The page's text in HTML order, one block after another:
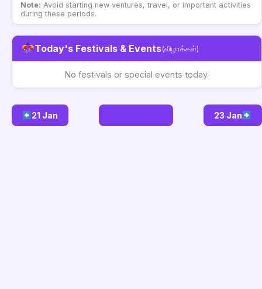
Note: Avoid starting new ventures, travel, or important activities
during these periods.
Today's Festivals & Events(விழாக்கள்)
No festivals or special events today.
21 Jan 23 Jan